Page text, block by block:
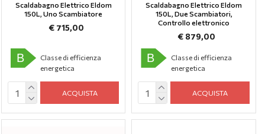
Scaldabagno Elettrico Eldom
150L, Uno Scambiatore
€ 715,00
B
Classe di efficienza
energetica
ACQUISTA
Scaldabagno Elettrico Eldom
150L, Due Scambiatori,
Controllo elettronico
€ 879,00
B
Classe di efficienza
energetica
ACQUISTA